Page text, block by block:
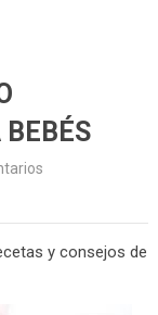
BEBÉS
y consejos de